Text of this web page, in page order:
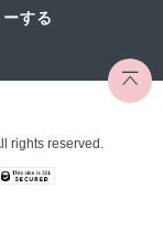
する
rights reserved.